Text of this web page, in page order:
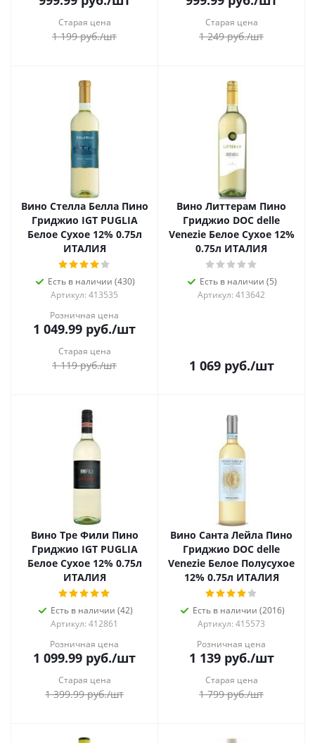
Старая цена
1 199руб./шт
Старая цена
1 249руб./шт
Вино Стелла Белла Пино
Гриджио IGT PUGLIA
Белое Сухое 12% 0.75л
ИТАЛИЯ
Есть в наличии (430)
Артикул: 413535
Розничная цена
1 049.99 руб./шт
Старая цена
1 119руб./шт
Вино Литтерам Пино
Гриджио DOC delle
Venezie Белое Сухое 12%
0.75л ИТАЛИЯ
Есть в наличии (5)
Артикул: 413642
1 069руб./шт
Вино Тре Фили Пино
Гриджио IGT PUGLIA
Белое Сухое 12% 0.75л
ИТАЛИЯ
Есть в наличии (42)
Артикул: 412861
Розничная цена
1 099.99 руб./шт
Старая цена
1 399.99руб./шт
Вино Санта Лейла Пино
Гриджио DOC delle
Venezie Белое Полусухое
12% 0.75л ИТАЛИЯ
Есть в наличии (2016)
Артикул: 415573
Розничная цена
1 139руб./шт
Старая цена
1 799руб./шт